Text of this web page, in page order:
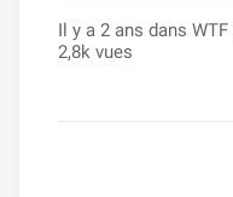
Il y a 2 ans dans WTF
2,8k vues